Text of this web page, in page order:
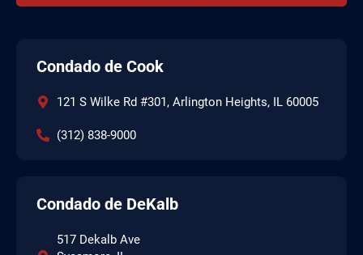
Condado de Cook
121 S Wilke Rd #301, Arlington Heights, IL 60005
(312) 838-9000
Condado de DeKalb
517 Dekalb Ave